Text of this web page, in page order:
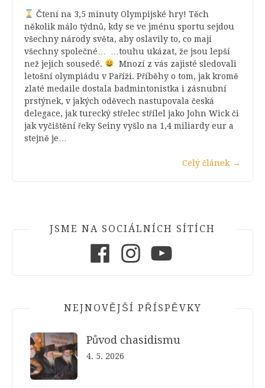
Čtení na 3,5 minuty Olympijské hry! Těch
několik málo týdnů, kdy se ve jménu sportu sejdou
všechny národy světa, aby oslavily to, co mají
všechny společné… …touhu ukázat, že jsou lepší
než jejich sousedé.
Mnozí z vás zajisté sledovali
letošní olympiádu v Paříži. Příběhy o tom, jak kromě
zlaté medaile dostala badmintonistka i zásnubní
prstýnek, v jakých oděvech nastupovala česká
delegace, jak turecký střelec střílel jako John Wick či
jak vyčištění řeky Seiny vyšlo na 1,4 miliardy eur a
stejně je…
Celý článek →
JSME NA SOCIÁLNÍCH SÍTÍCH
NEJNOVĚJŠÍ PŘÍSPĚVKY
Původ chasidismu
4. 5. 2026